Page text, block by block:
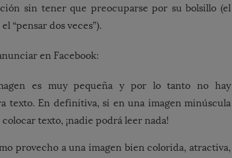
sin tener que preocuparse por su bolsillo (el
“pensar dos veces”).
en Facebook:
es muy pequeña y por lo tanto no hay
texto. En definitiva, si en una imagen minúscula
texto, ¡nadie podrá leer nada!
provecho a una imagen bien colorida, atractiva,